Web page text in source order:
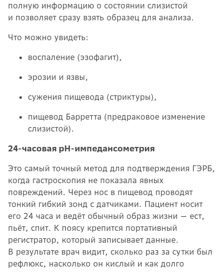
полную информацию о состоянии слизистой
и позволяет сразу взять образец для анализа.
Что можно увидеть:
воспаление (эзофагит),
эрозии и язвы,
сужения пищевода (стриктуры),
пищевод Барретта (предраковое изменение
слизистой).
24-часовая pH-импедансометрия
Это самый точный метод для подтверждения ГЭРБ,
когда гастроскопия не показала явных
повреждений. Через нос в пищевод проводят
тонкий гибкий зонд с датчиками. Пациент носит
его 24 часа и ведёт обычный образ жизни — ест,
пьёт, спит. К поясу крепится портативный
регистратор, который записывает данные.
В результате врач видит, сколько раз за сутки был
рефлюкс, насколько он кислый и как долго